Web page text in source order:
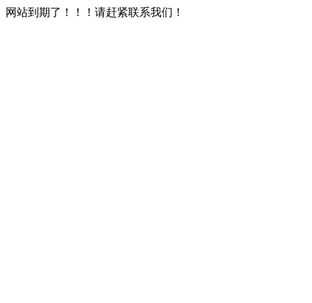
网站到期了！！！请赶紧联系我们！